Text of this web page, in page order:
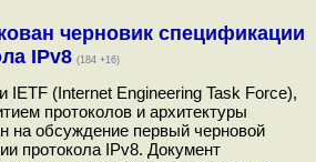
черновик спецификации
IPv8 (184 +16)
IETF (Internet Engineering Task Force),
протоколов и архитектуры
на обсуждение первый черновой
протокола IPv8. Документ